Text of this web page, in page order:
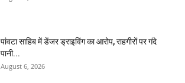
पांवटा साहिब में डेंजर ड्राइविंग का आरोप, राहगीरों पर गंदे
पानी...
August 6, 2026